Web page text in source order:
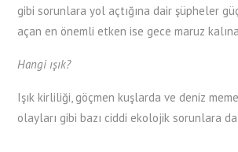
gibi sorunlara yol açtığına dair şüpheler
açan en önemli etken ise gece maruz
Hangi ışık?
Işık kirliliği, göçmen kuşlarda ve deniz
olayları gibi bazı ciddi ekolojik sorunlara da